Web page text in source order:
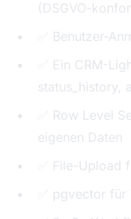
(DSGVO-
✅ Benutzer-
✅ Ein CRM-
status_history,
✅ Row Level
eigenen Daten
✅ File-Upload
✅ pgvector